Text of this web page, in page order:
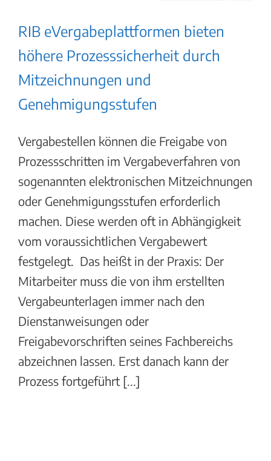
RIB eVergabeplattformen bieten
höhere Prozesssicherheit durch
Mitzeichnungen und
Genehmigungsstufen
Vergabestellen können die Freigabe von
Prozessschritten im Vergabeverfahren von
sogenannten elektronischen Mitzeichnungen
oder Genehmigungsstufen erforderlich
machen. Diese werden oft in Abhängigkeit
vom voraussichtlichen Vergabewert
festgelegt. Das heißt in der Praxis: Der
Mitarbeiter muss die von ihm erstellten
Vergabeunterlagen immer nach den
Dienstanweisungen oder
Freigabevorschriften seines Fachbereichs
abzeichnen lassen. Erst danach kann der
Prozess fortgeführt [...]